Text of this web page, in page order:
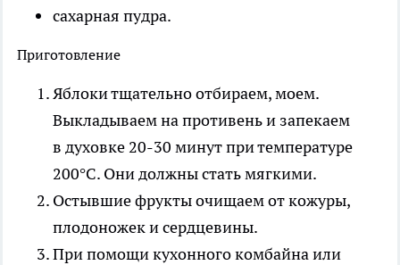
сахарная пудра.
Приготовление
Яблоки тщательно отбираем, моем.
Выкладываем на противень и запекаем
в духовке 20-30 минут при температуре
200°C. Они должны стать мягкими.
Остывшие фрукты очищаем от кожуры,
плодоножек и сердцевины.
При помощи кухонного комбайна или